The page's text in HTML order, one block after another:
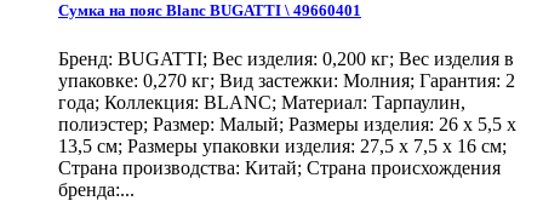
Сумка на пояс Blanc BUGATTI \ 49660401
Бренд: BUGATTI; Вес изделия: 0,200 кг; Вес изделия в
упаковке: 0,270 кг; Вид застежки: Молния; Гарантия: 2
года; Коллекция: BLANC; Материал: Тарпаулин,
полиэстер; Размер: Малый; Размеры изделия: 26 х 5,5 х
13,5 см; Размеры упаковки изделия: 27,5 х 7,5 х 16 см;
Страна производства: Китай; Страна происхождения
бренда:...